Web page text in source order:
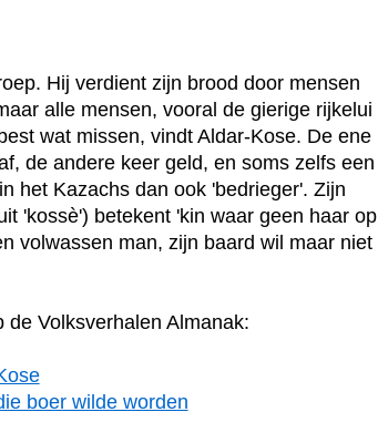
Hij verdient zijn brood door mensen
alle mensen, vooral de gierige rijkelui
wat missen, vindt Aldar-Kose. De ene
de andere keer geld, en soms zelfs een
het Kazachs dan ook 'bedrieger'. Zijn
'kossè') betekent 'kin waar geen haar op
volwassen man, zijn baard wil maar niet
Volksverhalen Almanak:
boer wilde worden